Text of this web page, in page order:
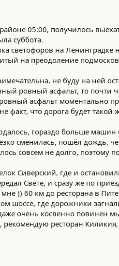
05:00, получилось
суббота.
светофоров на
на преодоление
не буду на ней
ровный асфальт, то почти
асфальт моментально
факт, что дорога будет такой
гораздо больше
сменилась, пошёл дождь,
совсем не долго, поэтому
Сиверский, где и
Свете, и сразу же по
)) 60 км до ресторана в
шоссе, где дорожники
очень косвенно повинен
рекомендую ресторан